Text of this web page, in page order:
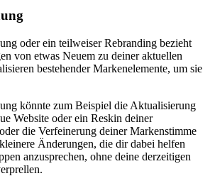
oder ein teilweiser Rebranding bezieht
von etwas Neuem zu deiner aktuellen
bestehender Markenelemente, um sie
könnte zum Beispiel die Aktualisierung
Website oder ein Reskin deiner
die Verfeinerung deiner Markenstimme
Änderungen, die dir dabei helfen
anzusprechen, ohne deine derzeitigen